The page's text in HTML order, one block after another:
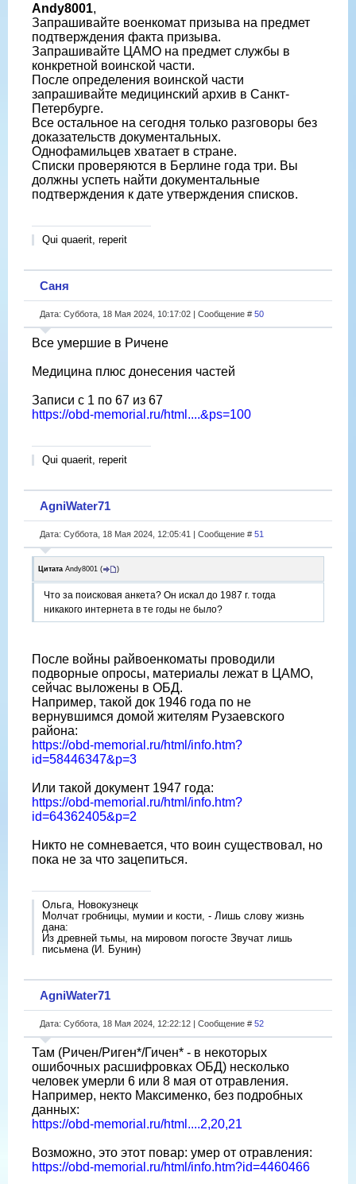
Andy8001,
Запрашивайте военкомат призыва на предмет
подтверждения факта призыва.
Запрашивайте ЦАМО на предмет службы в
конкретной воинской части.
После определения воинской части
запрашивайте медицинский архив в Санкт-
Петербурге.
Все остальное на сегодня только разговоры без
доказательств документальных.
Однофамильцев хватает в стране.
Списки проверяются в Берлине года три. Вы
должны успеть найти документальные
подтверждения к дате утверждения списков.
Qui quaerit, reperit
Саня
Дата: Суббота, 18 Мая 2024, 10:17:02 | Сообщение # 50
Все умершие в Ричене
Медицина плюс донесения частей
Записи с 1 по 67 из 67
https://obd-memorial.ru/html....&ps=100
Qui quaerit, reperit
AgniWater71
Дата: Суббота, 18 Мая 2024, 12:05:41 | Сообщение # 51
Цитата Andy8001 ( )
Что за поисковая анкета? Он искал до 1987 г. тогда
никакого интернета в те годы не было?
После войны райвоенкоматы проводили
подворные опросы, материалы лежат в ЦАМО,
сейчас выложены в ОБД.
Например, такой док 1946 года по не
вернувшимся домой жителям Рузаевского
района:
https://obd-memorial.ru/html/info.htm?
id=58446347&p=3
Или такой документ 1947 года:
https://obd-memorial.ru/html/info.htm?
id=64362405&p=2
Никто не сомневается, что воин существовал, но
пока не за что зацепиться.
Ольга, Новокузнецк
Молчат гробницы, мумии и кости, - Лишь слову жизнь
дана:
Из древней тьмы, на мировом погосте Звучат лишь
письмена (И. Бунин)
AgniWater71
Дата: Суббота, 18 Мая 2024, 12:22:12 | Сообщение # 52
Там (Ричен/Риген*/Гичен* - в некоторых
ошибочных расшифровках ОБД) несколько
человек умерли 6 или 8 мая от отравления.
Например, некто Максименко, без подробных
данных:
https://obd-memorial.ru/html....2,20,21
Возможно, это этот повар: умер от отравления:
https://obd-memorial.ru/html/info.htm?id=4460466